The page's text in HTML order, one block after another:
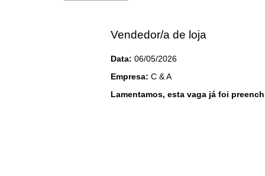
Vendedor/a de loja
Data: 06/05/2026
Empresa: C & A
Lamentamos, esta vaga já foi